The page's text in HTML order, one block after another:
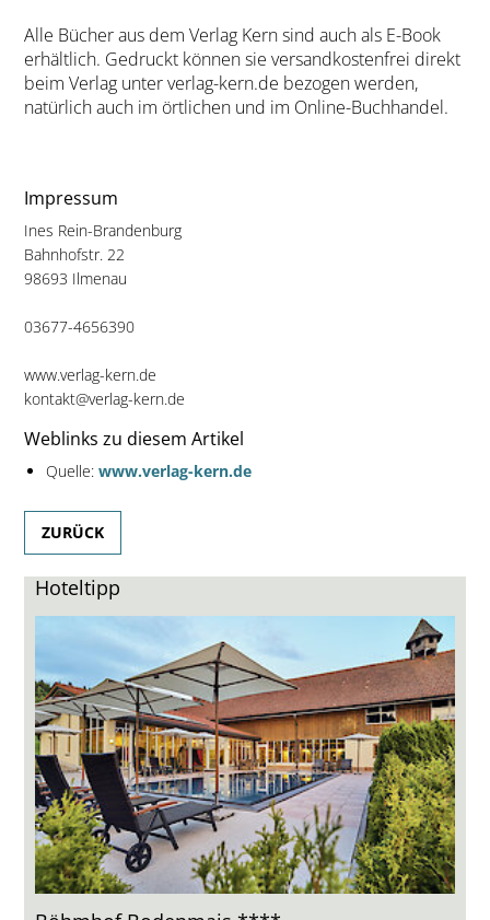
Alle Bücher aus dem Verlag Kern sind auch als E-Book
erhältlich. Gedruckt können sie versandkostenfrei direkt
beim Verlag unter verlag-kern.de bezogen werden,
natürlich auch im örtlichen und im Online-Buchhandel.
Impressum
Ines Rein-Brandenburg
Bahnhofstr. 22
98693 Ilmenau
03677-4656390
www.verlag-kern.de
kontakt@verlag-kern.de
Weblinks zu diesem Artikel
Quelle: www.verlag-kern.de
ZURÜCK
Hoteltipp